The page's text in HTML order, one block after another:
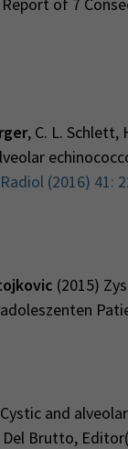
, C. L. Schlett,
(2016) 41:
(2015)
and
Del Brutto,